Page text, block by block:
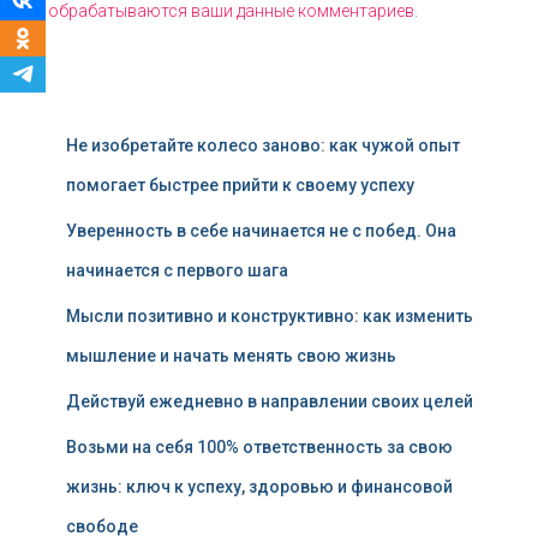
как обрабатываются ваши данные комментариев
Не изобретайте колесо заново: как чужой опыт
помогает быстрее прийти к своему успеху
Уверенность в себе начинается не с побед. Она
начинается с первого шага
Мысли позитивно и конструктивно: как изменить
мышление и начать менять свою жизнь
Действуй ежедневно в направлении своих целей
Возьми на себя 100% ответственность за свою
жизнь: ключ к успеху, здоровью и финансовой
свободе